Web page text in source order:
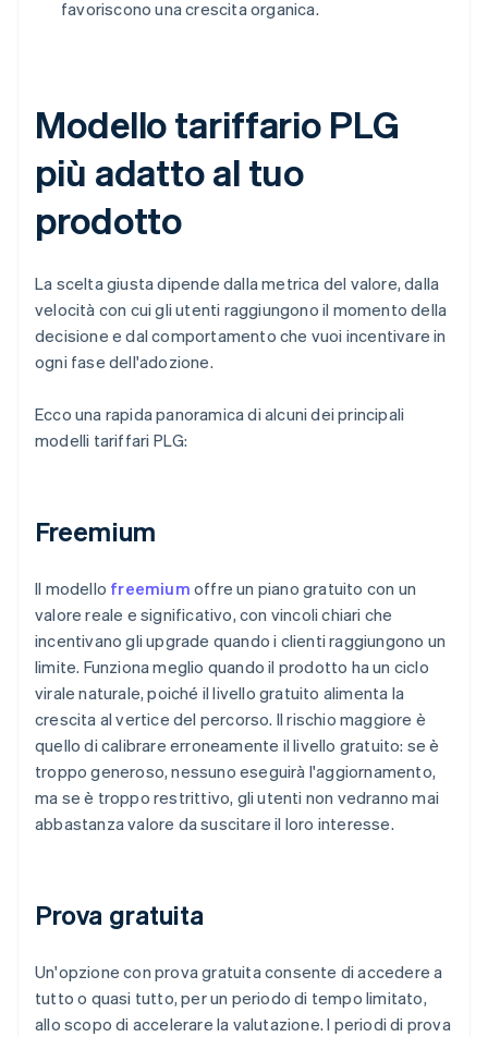
favoriscono una crescita organica.
Modello tariffario PLG
più adatto al tuo
prodotto
La scelta giusta dipende dalla metrica del valore, dalla
velocità con cui gli utenti raggiungono il momento della
decisione e dal comportamento che vuoi incentivare in
ogni fase dell'adozione.
Ecco una rapida panoramica di alcuni dei principali
modelli tariffari PLG:
Freemium
Il modello freemium offre un piano gratuito con un
valore reale e significativo, con vincoli chiari che
incentivano gli upgrade quando i clienti raggiungono un
limite. Funziona meglio quando il prodotto ha un ciclo
virale naturale, poiché il livello gratuito alimenta la
crescita al vertice del percorso. Il rischio maggiore è
quello di calibrare erroneamente il livello gratuito: se è
troppo generoso, nessuno eseguirà l'aggiornamento,
ma se è troppo restrittivo, gli utenti non vedranno mai
abbastanza valore da suscitare il loro interesse.
Prova gratuita
Un'opzione con prova gratuita consente di accedere a
tutto o quasi tutto, per un periodo di tempo limitato,
allo scopo di accelerare la valutazione. I periodi di prova